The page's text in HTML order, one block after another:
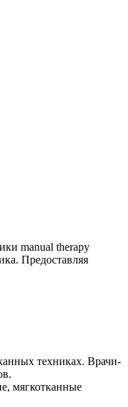
manual therapy
Предоставляя
техниках. Врачи-
мягкотканные